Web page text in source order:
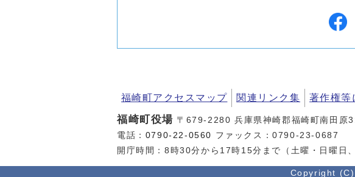
福崎町アクセスマップ 関連リンク集 著作権等
福崎町役場 〒679-2280 兵庫県神崎郡福崎町南田原
電話： 0790-22-0560 ファックス：0790-23-0687
開庁時間：8時30分から17時15分まで（土曜・日曜日
Copyright